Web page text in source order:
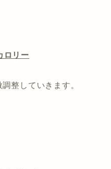
ロリー
整していきます。